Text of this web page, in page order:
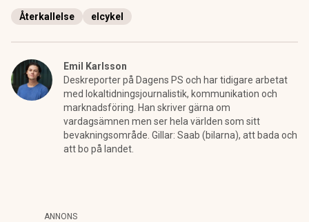
Återkallelse elcykel
Emil Karlsson
Deskreporter på Dagens PS och har tidigare arbetat
med lokaltidningsjournalistik, kommunikation och
marknadsföring. Han skriver gärna om
vardagsämnen men ser hela världen som sitt
bevakningsområde. Gillar: Saab (bilarna), att bada och
att bo på landet.
ANNONS